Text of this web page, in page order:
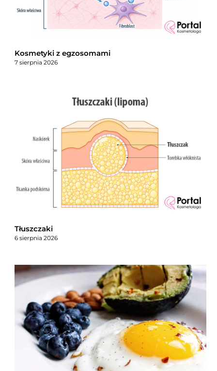
Kosmetyki z egzosomami
7 sierpnia 2026
Tłuszczaki
6 sierpnia 2026